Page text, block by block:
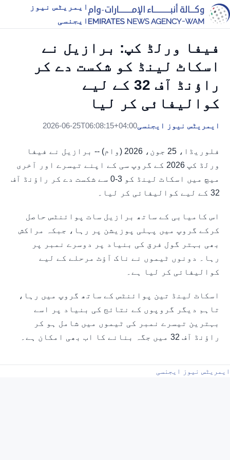
ایمریٹس نیوز
ایجنسی
فیفا ورلڈ کپ: برازیل نے
اسکاٹ لینڈ کو شکست دے کر
راؤنڈ آف 32 کے لیے
کوالیفائی کر لیا
ایمریٹس نیوز ایجنسی2026-06-25T06:08:15+04:00
فلوریڈا، 25 جون، 2026 (وام) -- برازیل نے فیفا
ورلڈ کپ 2026 کے گروپ سی کے اپنے تیسرے اور آخری
میچ میں اسکاٹ لینڈ کو 3-0 سے شکست دے کر راؤنڈ آف
32 کے لیے کوالیفائی کر لیا۔
اس کامیابی کے ساتھ برازیل سات پوائنٹس حاصل
کرکے گروپ میں پہلی پوزیشن پر رہا، جبکہ مراکش
بھی بہتر گول فرق کی بنیاد پر دوسرے نمبر پر
رہا۔ دونوں ٹیموں نے ناک آؤٹ مرحلے کے لیے
کوالیفائی کر لیا ہے۔
اسکاٹ لینڈ تین پوائنٹس کے ساتھ گروپ میں رہا،
تاہم دیگر گروپوں کے نتائج کی بنیاد پر اسے
بہترین تیسرے نمبر کی ٹیموں میں شامل ہو کر
راؤنڈ آف 32 میں جگہ بنانے کا اب بھی امکان ہے۔
ایمریٹس نیوز ایجنسی